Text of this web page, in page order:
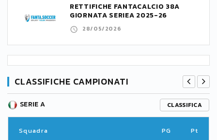
RETTIFICHE FANTACALCIO 38A
GIORNATA SERIEA 2025-26
28/05/2026
CLASSIFICHE CAMPIONATI
SERIE A CLASSIFICA
Squadra PG Pt